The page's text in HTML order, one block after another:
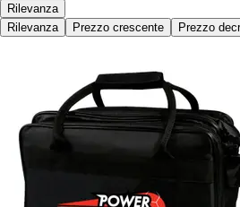
Rilevanza
Rilevanza
Prezzo crescente Prezzo